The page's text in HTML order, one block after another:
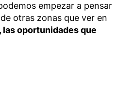
empezar a pensar
otras zonas que ver en
oportunidades que